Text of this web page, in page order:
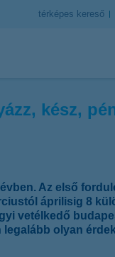
térképes kereső
kész,
Az első
áprilisig 8
vetélkedő
olyan